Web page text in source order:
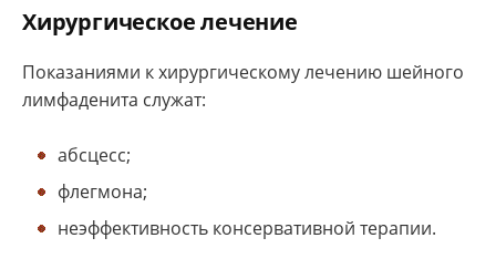
Хирургическое лечение
Показаниями к хирургическому лечению шейного
лимфаденита служат:
абсцесс;
флегмона;
неэффективность консервативной терапии.